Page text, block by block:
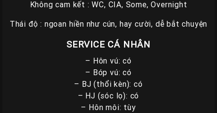
Không cam kết : WC, CIA, Some, Overnight
Thái độ : ngoan hiền như cún, hay cười, dễ bắt chuyện
SERVICE CÁ NHÂN
– Hôn vú: có
– Bóp vú: có
– BJ (thổi kèn): có
– HJ (sóc lọ): có
– Hôn môi: tùy